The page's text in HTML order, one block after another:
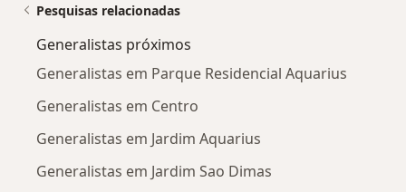
Pesquisas relacionadas
Generalistas próximos
Generalistas em Parque Residencial Aquarius
Generalistas em Centro
Generalistas em Jardim Aquarius
Generalistas em Jardim Sao Dimas